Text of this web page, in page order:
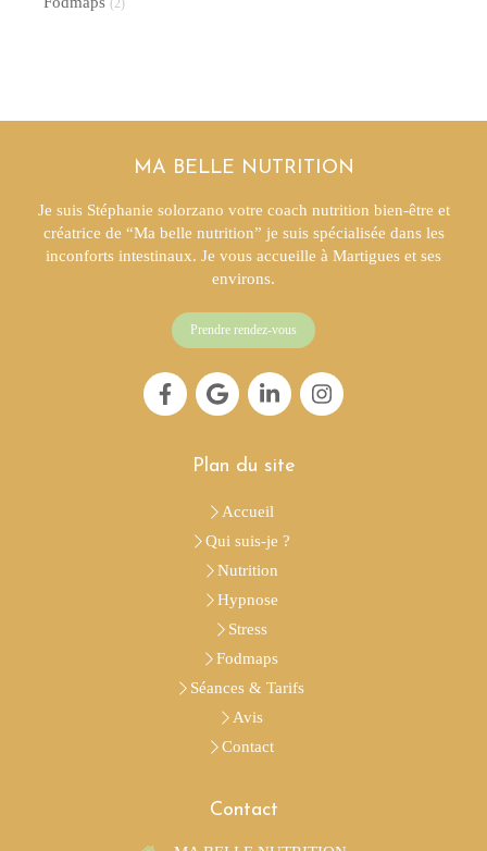
(2)
MA BELLE NUTRITION
Je suis Stéphanie solorzano votre coach nutrition bien-être et
créatrice de “Ma belle nutrition” je suis spécialisée dans les
inconforts intestinaux. Je vous accueille à Martigues et ses
environs.
Prendre rendez-vous
Plan du site
Accueil
Qui suis-je ?
Nutrition
Hypnose
Stress
Fodmaps
Séances & Tarifs
Avis
Contact
Contact